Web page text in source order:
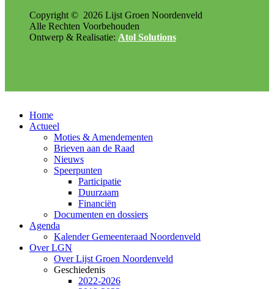
Copyright © 2026 Lijst Groen Noordenveld
Alle Rechten Voorbehouden
Ontwerp & Realisatie: Atol Solutions
Home
Actueel
Moties & Amendementen
Brieven aan de Raad
Nieuws
Speerpunten
Participatie
Duurzaam
Financiën
Documenten en dossiers
Agenda
Kalender Gemeenteraad Noordenveld
Over LGN
Over Lijst Groen Noordenveld
Geschiedenis
2022-2026